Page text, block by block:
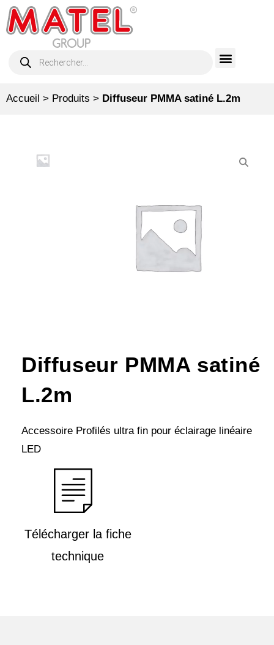
Accueil > Produits > Diffuseur PMMA satiné L.2m
Diffuseur PMMA satiné
L.2m
Accessoire Profilés ultra fin pour éclairage linéaire
LED
Télécharger la fiche
technique